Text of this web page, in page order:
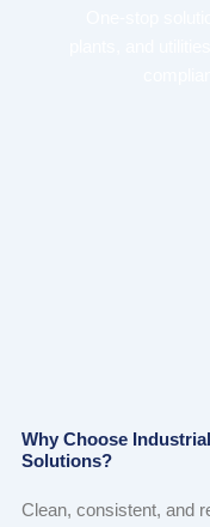
Why Choose
Solutions?
Clean, consistent, and